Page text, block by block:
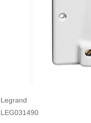
Legrand
LEG031490